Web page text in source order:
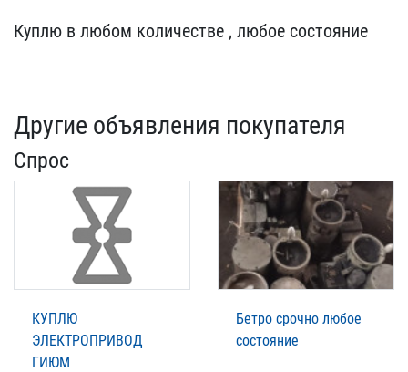
Куплю в любом количестве​ , любое состояние
Другие объявления покупателя
Спрос
КУПЛЮ
ЭЛЕКТРОПРИВОД
ГИЮМ
Бетро срочно любое
состояние